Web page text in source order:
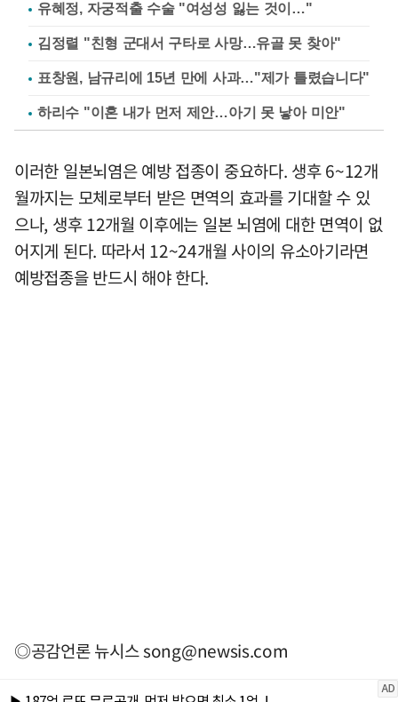
유혜정, 자궁적출 수술 "여성성 잃는 것이…"
김정렬 "친형 군대서 구타로 사망…유골 못 찾아"
표창원, 남규리에 15년 만에 사과…"제가 틀렸습니다"
하리수 "이혼 내가 먼저 제안…아기 못 낳아 미안"
이러한 일본뇌염은 예방 접종이 중요하다. 생후 6~12개
월까지는 모체로부터 받은 면역의 효과를 기대할 수 있
으나, 생후 12개월 이후에는 일본 뇌염에 대한 면역이 없
어지게 된다. 따라서 12~24개월 사이의 유소아기라면
예방접종을 반드시 해야 한다.
◎공감언론 뉴시스song@newsis.com